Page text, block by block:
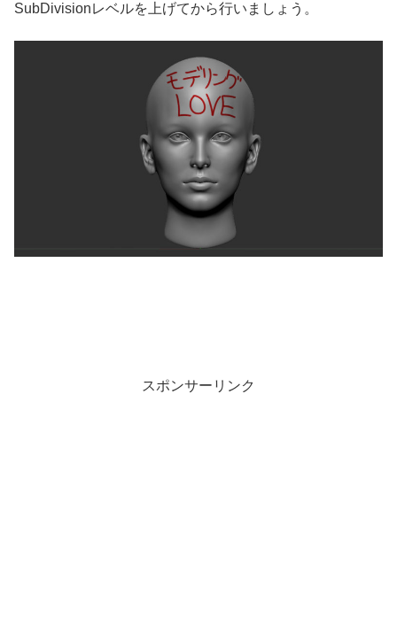
SubDivisionレベルを上げてから行いましょう。
スポンサーリンク